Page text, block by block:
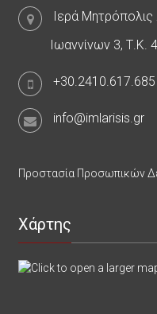
Ιερά
Ιωαννίνων 3, Τ.Κ.
+30.2410.617.685
info@imlarisis.gr
Προστασία Προσωπικών
Χάρτης